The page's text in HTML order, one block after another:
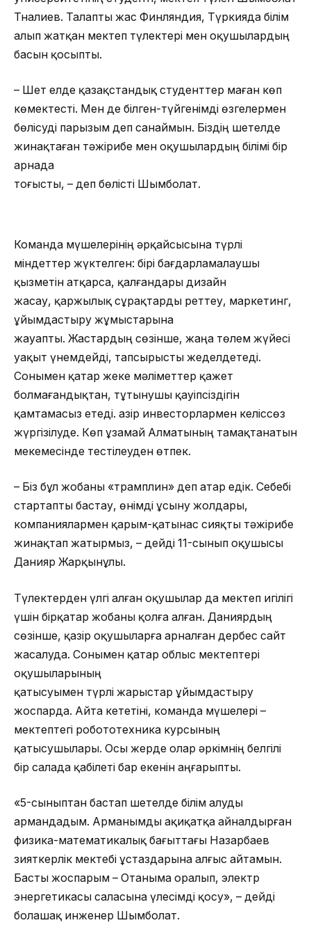
Тналиев. Талапты жас Финляндия, Түркияда білім
алып жатқан мектеп түлектері мен оқушылардың
басын қосыпты.
– Шет елде қазақстандық студенттер маған көп
көмектесті. Мен де білген-түйгенімді өзгелермен
бөлісуді парызым деп санаймын. Біздің шетелде
жинақтаған тәжірибе мен оқушылардың білімі бір
арнада
тоғысты, – деп бөлісті Шымболат.
Команда мүшелерінің әрқайсысына түрлі
міндеттер жүктелген: бірі бағдарламалаушы
қызметін атқарса, қалғандары дизайн
жасау, қаржылық сұрақтарды реттеу, маркетинг,
ұйымдастыру жұмыстарына
жауапты. Жастардың сөзінше, жаңа төлем жүйесі
уақыт үнемдейді, тапсырысты жеделдетеді.
Сонымен қатар жеке мәліметтер қажет
болмағандықтан, тұтынушы қауіпсіздігін
қамтамасыз етеді. Қазір инвесторлармен келіссөз
жүргізілуде. Көп ұзамай Алматының тамақтанатын
мекемесінде тестілеуден өтпек.
– Біз бұл жобаны «трамплин» деп атар едік. Себебі
стартапты бастау, өнімді ұсыну жолдары,
компаниялармен қарым-қатынас сияқты тәжірибе
жинақтап жатырмыз, – дейді 11-сынып оқушысы
Данияр Жарқынұлы.
Түлектерден үлгі алған оқушылар да мектеп игілігі
үшін бірқатар жобаны қолға алған. Даниярдың
сөзінше, қазір оқушыларға арналған дербес сайт
жасалуда. Сонымен қатар облыс мектептері
оқушыларының
қатысуымен түрлі жарыстар ұйымдастыру
жоспарда. Айта кететіні, команда мүшелері –
мектептегі робототехника курсының
қатысушылары. Осы жерде олар әркімнің белгілі
бір салада қабілеті бар екенін аңғарыпты.
«5-сыныптан бастап шетелде білім алуды
армандадым. Арманымды ақиқатқа айналдырған
физика-математикалық бағыттағы Назарбаев
зияткерлік мектебі ұстаздарына алғыс айтамын.
Басты жоспарым – Отаныма оралып, электр
энергетикасы саласына үлесімді қосу», – дейді
болашақ инженер Шымболат.